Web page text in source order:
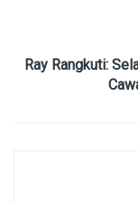
Ray Rangkuti: